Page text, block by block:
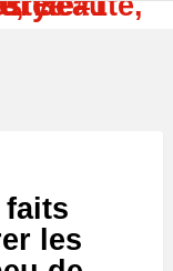
faits
les